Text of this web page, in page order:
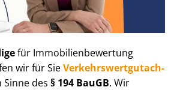
für Im­mo­bi­li­en­be­wer­tung
wir für SieVer­kehrs­wert­gut­ach­
Sinne des § 194 BauGB. Wir